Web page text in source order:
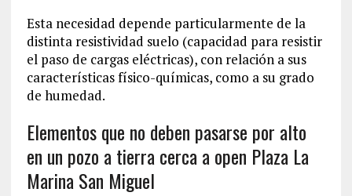
Esta necesidad depende particularmente de la
distinta resistividad suelo (capacidad para resistir
el paso de cargas eléctricas), con relación a sus
características físico-químicas, como a su grado
de humedad.
Elementos que no deben pasarse por alto
en un pozo a tierra cerca a open Plaza La
Marina San Miguel